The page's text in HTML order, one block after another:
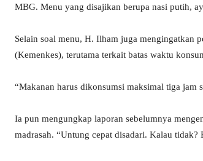
MBG. Menu yang disajikan berupa nasi putih,
Selain soal menu, H. Ilham juga mengingatkan
(Kemenkes), terutama terkait batas waktu
“Makanan harus dikonsumsi maksimal tiga jam
Ia pun mengungkap laporan sebelumnya
madrasah. “Untung cepat disadari. Kalau